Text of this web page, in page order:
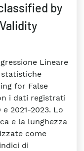
by
Lineare
for False
i dati registrati
2021-2023. Lo
e la lunghezza
come
di